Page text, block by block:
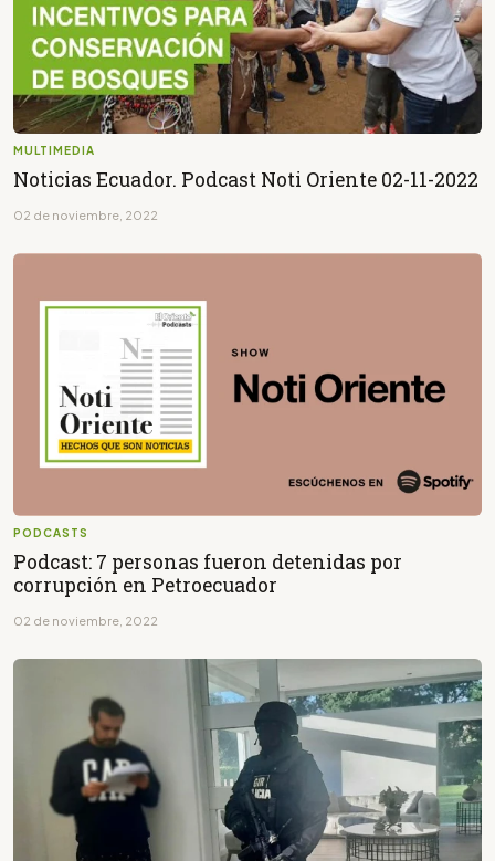
MULTIMEDIA
Noticias Ecuador. Podcast Noti Oriente 02-11-2022
02 de noviembre, 2022
PODCASTS
Podcast: 7 personas fueron detenidas por
corrupción en Petroecuador
02 de noviembre, 2022